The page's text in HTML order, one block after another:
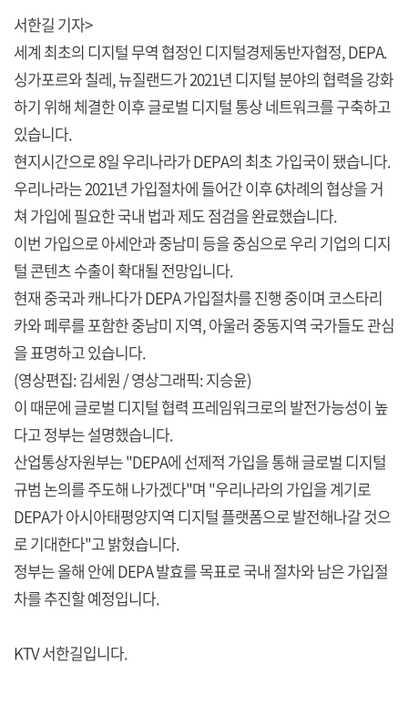
서한길 기자>
세계 최초의 디지털 무역 협정인 디지털경제동반자협정, DEPA.
싱가포르와 칠레, 뉴질랜드가 2021년 디지털 분야의 협력을 강화
하기 위해 체결한 이후 글로벌 디지털 통상 네트워크를 구축하고
있습니다.
현지시간으로 8일 우리나라가 DEPA의 최초 가입국이 됐습니다.
우리나라는 2021년 가입절차에 들어간 이후 6차례의 협상을 거
쳐 가입에 필요한 국내 법과 제도 점검을 완료했습니다.
이번 가입으로 아세안과 중남미 등을 중심으로 우리 기업의 디지
털 콘텐츠 수출이 확대될 전망입니다.
현재 중국과 캐나다가 DEPA 가입절차를 진행 중이며 코스타리
카와 페루를 포함한 중남미 지역, 아울러 중동지역 국가들도 관심
을 표명하고 있습니다.
(영상편집: 김세원 / 영상그래픽: 지승윤)
이 때문에 글로벌 디지털 협력 프레임워크로의 발전가능성이 높
다고 정부는 설명했습니다.
산업통상자원부는 "DEPA에 선제적 가입을 통해 글로벌 디지털
규범 논의를 주도해 나가겠다"며 "우리나라의 가입을 계기로
DEPA가 아시아태평양지역 디지털 플랫폼으로 발전해나갈 것으
로 기대한다"고 밝혔습니다.
정부는 올해 안에 DEPA 발효를 목표로 국내 절차와 남은 가입절
차를 추진할 예정입니다.
KTV 서한길입니다.